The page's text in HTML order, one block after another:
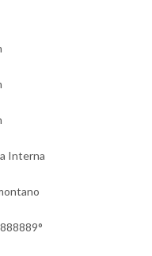
Interna